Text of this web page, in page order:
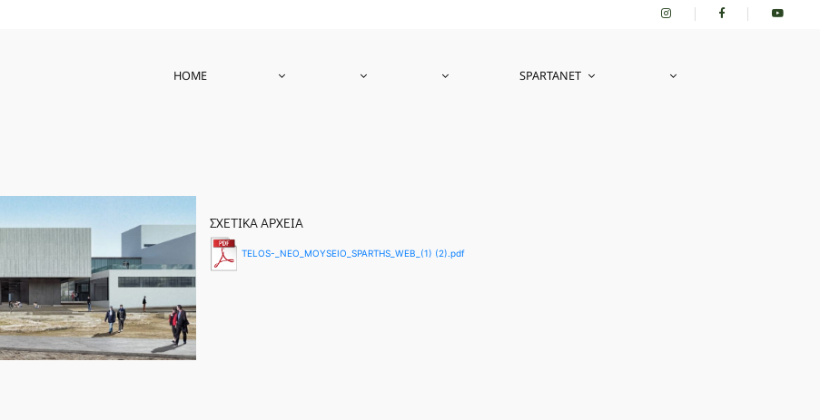
HOME SPARTANET
ΣΧΕΤΙΚΑ ΑΡΧΕΙΑ
TELOS-_NEO_MOYSEIO_SPARTHS_WEB_(1) (2).pdf